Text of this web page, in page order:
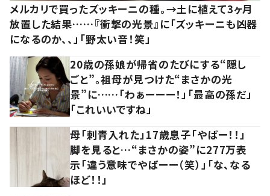
メルカリで買ったズッキーニの種。→土に植えて3ヶ月
放置した結果……『衝撃の光景』に「ズッキーニも凶器
になるのか、、」「野太い音！笑」
20歳の孫娘が帰省のたびにする“隠し
ごと”。祖母が見つけた“まさかの光
景”に……「わぁーーー！」「最高の孫だ」
「これいいですね」
母「刺青入れた」17歳息子「やばー！！」
脚を見ると…“まさかの姿”に277万表
示「違う意味でやばーー（笑）」「な、なる
ほど！！」